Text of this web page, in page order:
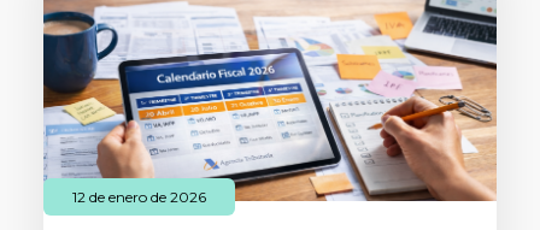
12 de enero de 2026